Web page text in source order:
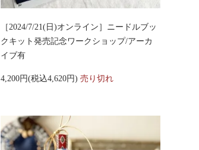
［2024/7/21(日)オンライン］ニードルブッ
クキット発売記念ワークショップ/アーカ
イブ有
4,200円(税込4,620円) 売り切れ